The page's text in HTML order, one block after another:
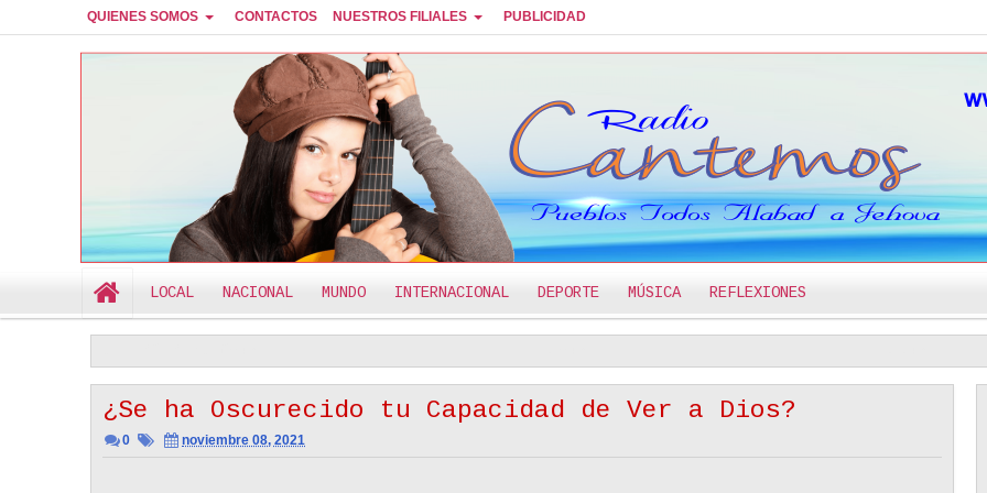
QUIENES SOMOS CONTACTOS NUESTROS FILIALES PUBLICIDAD
RADIO CANTEMOS
LOCAL NACIONAL MUNDO INTERNACIONAL DEPORTE MÚSICA REFLEXIONES
¿Se ha Oscurecido tu Capacidad de Ver a Dios?
0 noviembre 08, 2021